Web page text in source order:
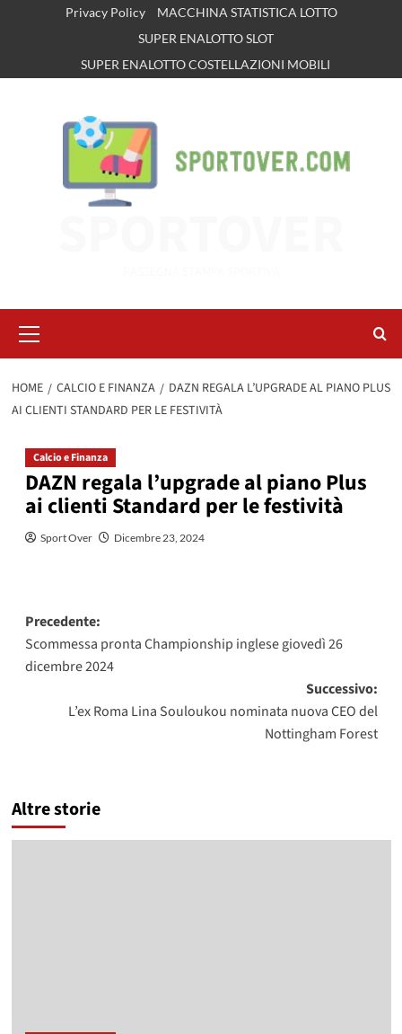
Privacy Policy
MACCHINA STATISTICA LOTTO
SUPER ENALOTTO SLOT
SUPER ENALOTTO COSTELLAZIONI MOBILI
principale
HOME CALCIO E FINANZA
DAZN REGALA L’UPGRADE AL PIANO PLUS
AI CLIENTI STANDARD PER LE FESTIVITÀ
Calcio e Finanza
DAZN regala l’upgrade al piano Plus
ai clienti Standard per le festività
Sport Over Dicembre 23, 2024
Navigazione
articolo
Precedente:
Scommessa pronta Championship inglese giovedì 26
dicembre 2024
Successivo:
L’ex Roma Lina Souloukou nominata nuova CEO del
Nottingham Forest
Altre storie